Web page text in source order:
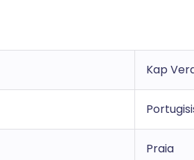
Kap
Praia